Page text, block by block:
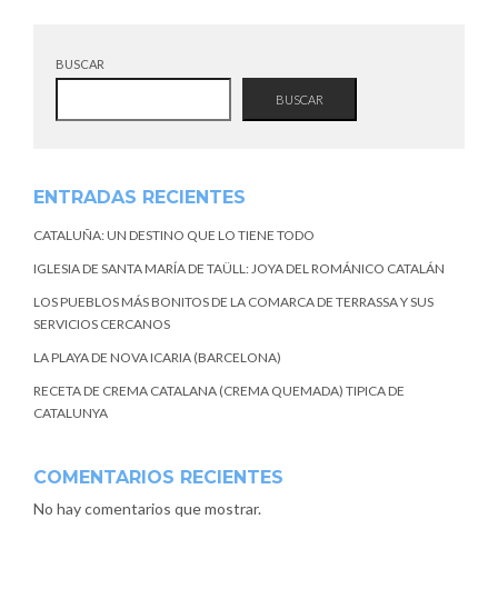
BUSCAR
BUSCAR
ENTRADAS RECIENTES
CATALUÑA: UN DESTINO QUE LO TIENE TODO
IGLESIA DE SANTA MARÍA DE TAÜLL: JOYA DEL ROMÁNICO CATALÁN
LOS PUEBLOS MÁS BONITOS DE LA COMARCA DE TERRASSA Y SUS
SERVICIOS CERCANOS
LA PLAYA DE NOVA ICARIA (BARCELONA)
RECETA DE CREMA CATALANA (CREMA QUEMADA) TIPICA DE
CATALUNYA
COMENTARIOS RECIENTES
No hay comentarios que mostrar.